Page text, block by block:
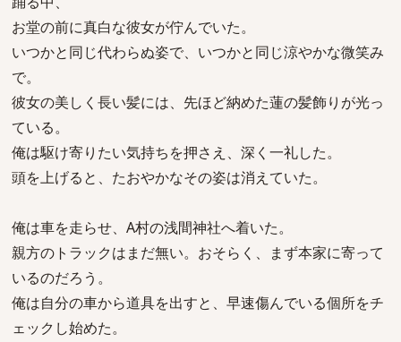
お堂の前に真白な彼女が佇んでいた。
いつかと同じ代わらぬ姿で、いつかと同じ涼やかな微笑み
で。
彼女の美しく長い髪には、先ほど納めた蓮の髪飾りが光っ
ている。
俺は駆け寄りたい気持ちを押さえ、深く一礼した。
頭を上げると、たおやかなその姿は消えていた。
俺は車を走らせ、A村の浅間神社へ着いた。
親方のトラックはまだ無い。おそらく、まず本家に寄って
いるのだろう。
俺は自分の車から道具を出すと、早速傷んでいる個所をチ
ェックし始めた。